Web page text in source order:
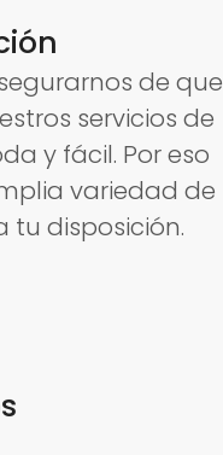
de que
servicios de
y fácil. Por eso
variedad de
tu disposición.